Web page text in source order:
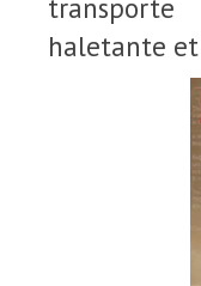
transporte
haletante